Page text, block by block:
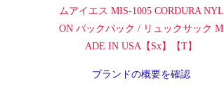
ムアイエス MIS-1005 CORDURA NYL
ON バックパック / リュックサック M
ADE IN USA【Sx】【T】
ブランドの概要を確認